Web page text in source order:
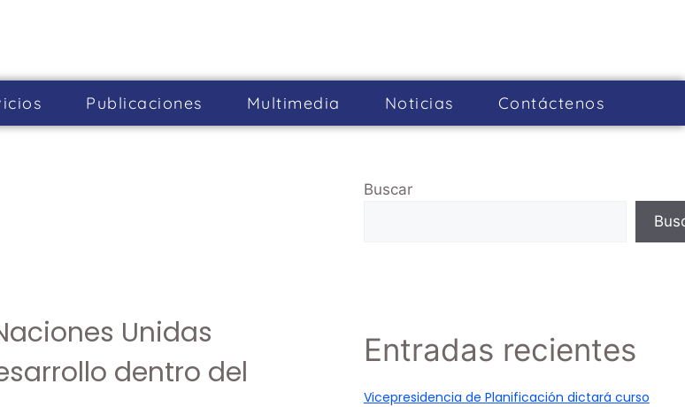
Publicaciones Multimedia Noticias Cont­áctenos
Unidas
dentro del
Buscar
Entradas recientes
Vicepresidencia de Planificación dictará curso